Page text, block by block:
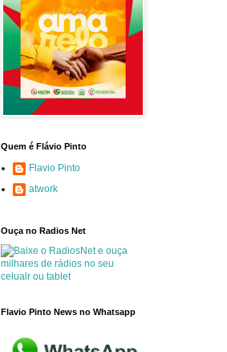
Quem é Flávio Pinto
Flavio Pinto
atwork
Ouça no Radios Net
Flavio Pinto News no Whatsapp